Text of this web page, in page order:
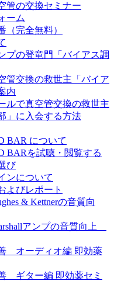
管の交換セミナー
ーム
（完全無料）
の登竜門「バイアス調
管交換の救世主「バイア
内
ルで真空管交換の救世主
」に入会する方法
BAR について
BARを試聴・閲覧する
び
ンについて
よびレポート
& Kettnerの音質向
アンプの音質向上
オーディオ編 即効薬
ギター編 即効薬セミ